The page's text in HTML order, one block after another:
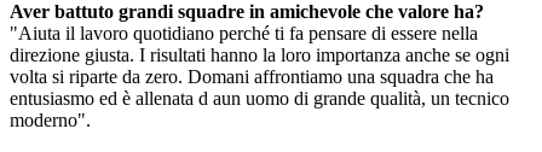
Aver battuto grandi squadre in amichevole che valore ha?
"Aiuta il lavoro quotidiano perché ti fa pensare di essere nella
direzione giusta. I risultati hanno la loro importanza anche se ogni
volta si riparte da zero. Domani affrontiamo una squadra che ha
entusiasmo ed è allenata d aun uomo di grande qualità, un tecnico
moderno".